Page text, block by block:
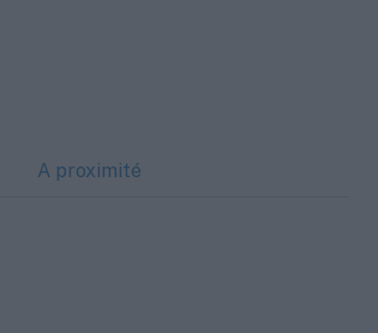
A proximité